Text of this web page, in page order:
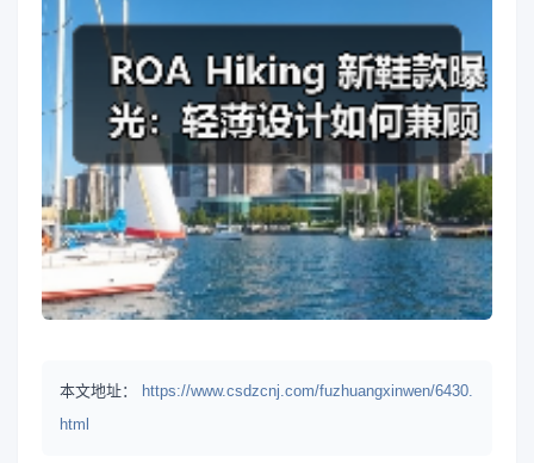
本文地址：
https://www.csdzcnj.com/fuzhuangxinwen/6430.
html